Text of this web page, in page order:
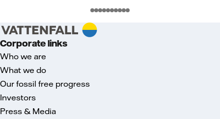
Corporate links
Who we are
What we do
Our fossil free progress
Investors
Press & Media